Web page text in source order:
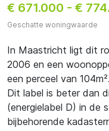
€ 671.000 - €
Geschatte woningwaarde
In Maastricht ligt dit
2006 en een
een perceel van
Dit label is beter dan
(energielabel D) in de
bijbehorende